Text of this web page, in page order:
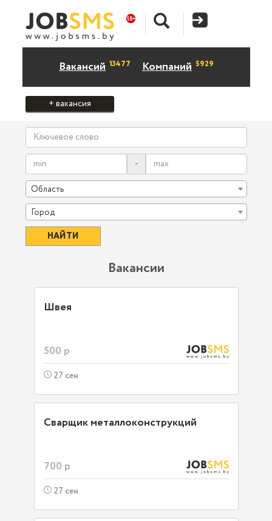
Вакансий 13477 Компаний 5929
+ вакансия
-
Область
Город
Вакансии
Швея
500 р
27 сен
Сварщик металлоконструкций
700 р
27 сен